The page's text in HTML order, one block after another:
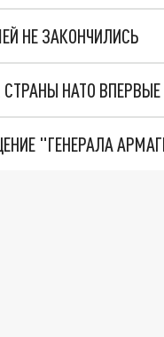
НЕ ЗАКОНЧИЛИСЬ